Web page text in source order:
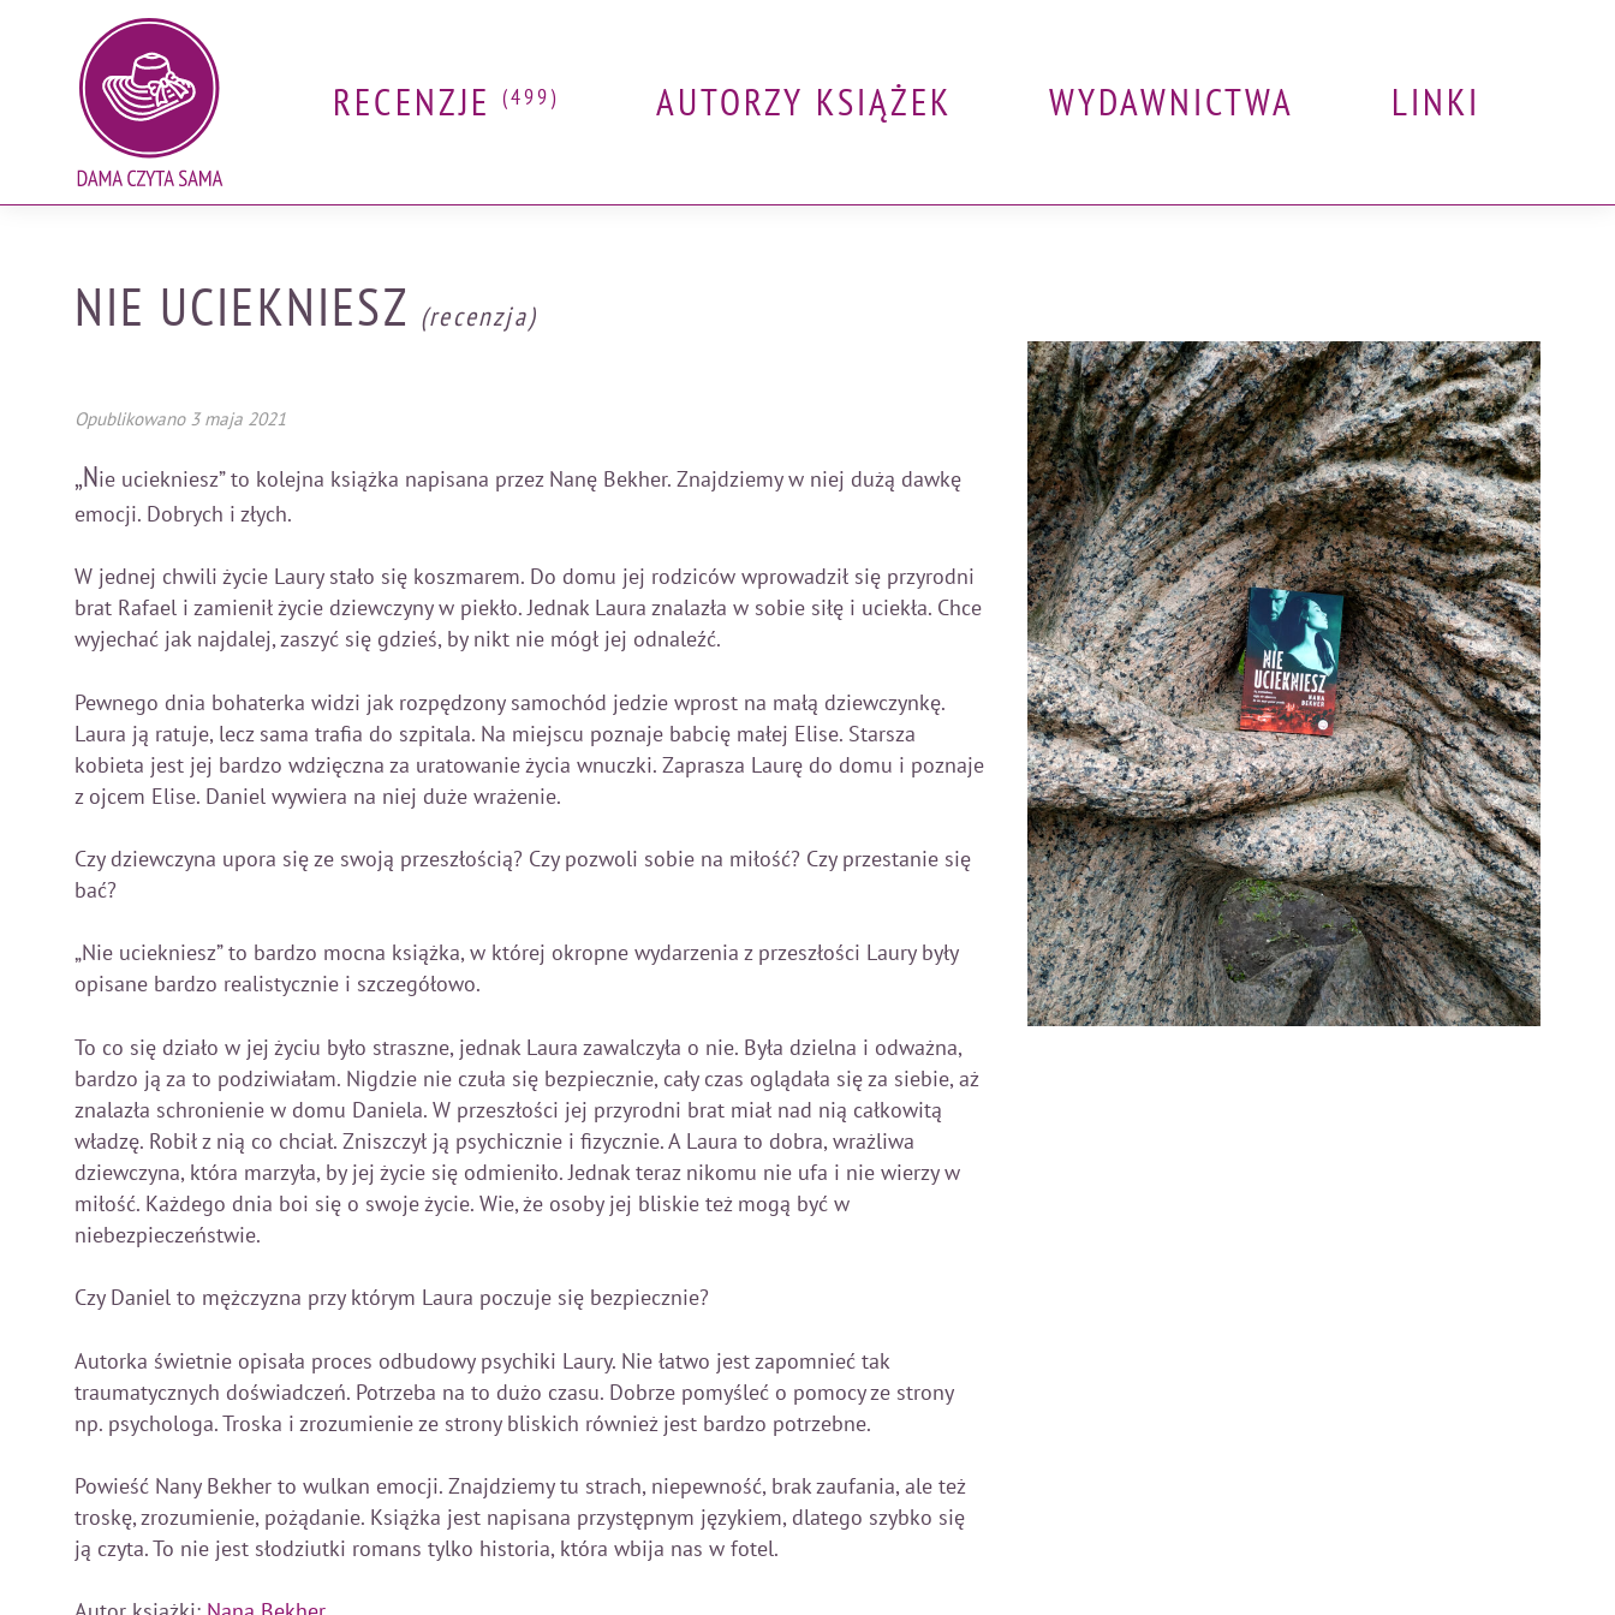
RECENZJE (499) AUTORZY KSIĄŻEK WYDAWNICTWA LINKI
NIE UCIEKNIESZ (recenzja)
Opublikowano 3 maja 2021
„Nie uciekniesz” to kolejna książka napisana przez Nanę Bekher. Znajdziemy w niej dużą dawkę
emocji. Dobrych i złych.
W jednej chwili życie Laury stało się koszmarem. Do domu jej rodziców wprowadził się przyrodni
brat Rafael i zamienił życie dziewczyny w piekło. Jednak Laura znalazła w sobie siłę i uciekła. Chce
wyjechać jak najdalej, zaszyć się gdzieś, by nikt nie mógł jej odnaleźć.
Pewnego dnia bohaterka widzi jak rozpędzony samochód jedzie wprost na małą dziewczynkę.
Laura ją ratuje, lecz sama trafia do szpitala. Na miejscu poznaje babcię małej Elise. Starsza
kobieta jest jej bardzo wdzięczna za uratowanie życia wnuczki. Zaprasza Laurę do domu i poznaje
z ojcem Elise. Daniel wywiera na niej duże wrażenie.
Czy dziewczyna upora się ze swoją przeszłością? Czy pozwoli sobie na miłość? Czy przestanie się
bać?
„Nie uciekniesz” to bardzo mocna książka, w której okropne wydarzenia z przeszłości Laury były
opisane bardzo realistycznie i szczegółowo.
To co się działo w jej życiu było straszne, jednak Laura zawalczyła o nie. Była dzielna i odważna,
bardzo ją za to podziwiałam. Nigdzie nie czuła się bezpiecznie, cały czas oglądała się za siebie, aż
znalazła schronienie w domu Daniela. W przeszłości jej przyrodni brat miał nad nią całkowitą
władzę. Robił z nią co chciał. Zniszczył ją psychicznie i fizycznie. A Laura to dobra, wrażliwa
dziewczyna, która marzyła, by jej życie się odmieniło. Jednak teraz nikomu nie ufa i nie wierzy w
miłość. Każdego dnia boi się o swoje życie. Wie, że osoby jej bliskie też mogą być w
niebezpieczeństwie.
Czy Daniel to mężczyzna przy którym Laura poczuje się bezpiecznie?
Autorka świetnie opisała proces odbudowy psychiki Laury. Nie łatwo jest zapomnieć tak
traumatycznych doświadczeń. Potrzeba na to dużo czasu. Dobrze pomyśleć o pomocy ze strony
np. psychologa. Troska i zrozumienie ze strony bliskich również jest bardzo potrzebne.
Powieść Nany Bekher to wulkan emocji. Znajdziemy tu strach, niepewność, brak zaufania, ale też
troskę, zrozumienie, pożądanie. Książka jest napisana przystępnym językiem, dlatego szybko się
ją czyta. To nie jest słodziutki romans tylko historia, która wbija nas w fotel.